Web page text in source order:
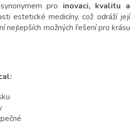
pro inovaci, kvalitu a
estetické medicíny, což odráží její
nejlepších možných řešení pro krásu